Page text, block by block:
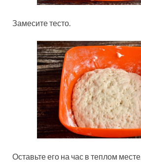
Замесите тесто.
Оставьте его на час в теплом месте.